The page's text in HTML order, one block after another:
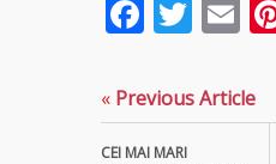
« Previous Article
CEI MAI MARI